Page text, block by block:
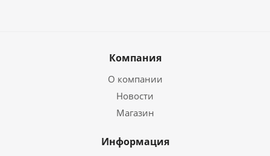
Компания
О компании
Новости
Магазин
Информация